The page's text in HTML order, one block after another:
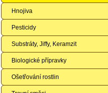
Hnojiva
Pesticidy
Substráty, Jiffy, Keramzit
Biologické přípravky
Ošetřování rostlin